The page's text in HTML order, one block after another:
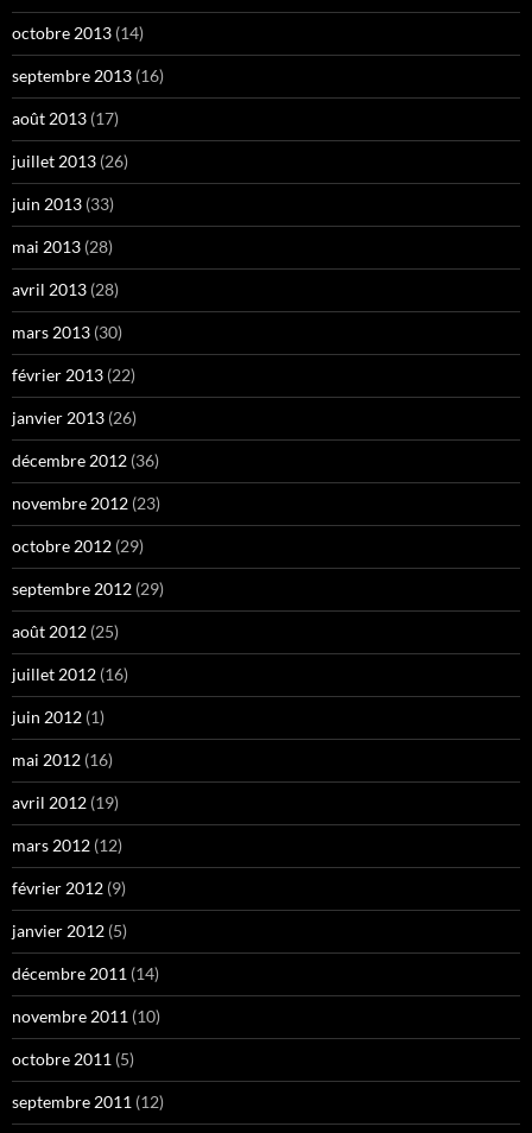
octobre 2013 (14)
septembre 2013 (16)
août 2013 (17)
juillet 2013 (26)
juin 2013 (33)
mai 2013 (28)
avril 2013 (28)
mars 2013 (30)
février 2013 (22)
janvier 2013 (26)
décembre 2012 (36)
novembre 2012 (23)
octobre 2012 (29)
septembre 2012 (29)
août 2012 (25)
juillet 2012 (16)
juin 2012 (1)
mai 2012 (16)
avril 2012 (19)
mars 2012 (12)
février 2012 (9)
janvier 2012 (5)
décembre 2011 (14)
novembre 2011 (10)
octobre 2011 (5)
septembre 2011 (12)